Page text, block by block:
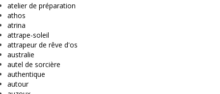
atelier de préparation
athos
atrina
attrape-soleil
attrapeur de rêve d'os
australie
autel de sorcière
authentique
autour